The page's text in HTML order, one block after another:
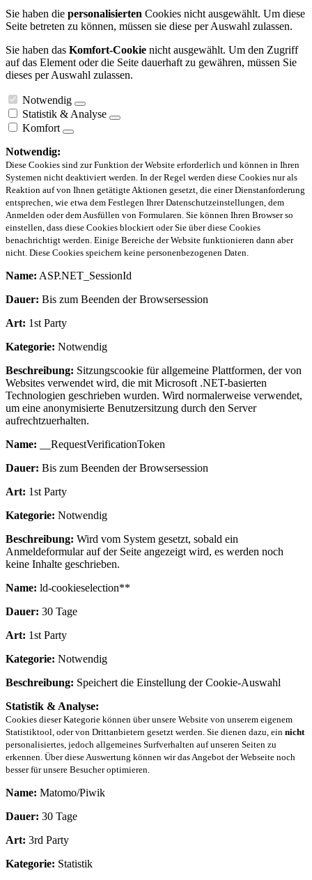
Sie haben die personalisierten Cookies nicht ausgewählt. Um diese
Seite betreten zu können, müssen sie diese per Auswahl zulassen.
Sie haben das Komfort-Cookie nicht ausgewählt. Um den Zugriff
auf das Element oder die Seite dauerhaft zu gewähren, müssen Sie
dieses per Auswahl zulassen.
Notwendig
Statistik & Analyse
Komfort
Notwendig:
Diese Cookies sind zur Funktion der Website erforderlich und können in Ihren
Systemen nicht deaktiviert werden. In der Regel werden diese Cookies nur als
Reaktion auf von Ihnen getätigte Aktionen gesetzt, die einer Dienstanforderung
entsprechen, wie etwa dem Festlegen Ihrer Datenschutzeinstellungen, dem
Anmelden oder dem Ausfüllen von Formularen. Sie können Ihren Browser so
einstellen, dass diese Cookies blockiert oder Sie über diese Cookies
benachrichtigt werden. Einige Bereiche der Website funktionieren dann aber
nicht. Diese Cookies speichern keine personenbezogenen Daten.
Name: ASP.NET_SessionId
Dauer: Bis zum Beenden der Browsersession
Art: 1st Party
Kategorie: Notwendig
Beschreibung: Sitzungscookie für allgemeine Plattformen, der von
Websites verwendet wird, die mit Microsoft .NET-basierten
Technologien geschrieben wurden. Wird normalerweise verwendet,
um eine anonymisierte Benutzersitzung durch den Server
aufrechtzuerhalten.
Name: __RequestVerificationToken
Dauer: Bis zum Beenden der Browsersession
Art: 1st Party
Kategorie: Notwendig
Beschreibung: Wird vom System gesetzt, sobald ein
Anmeldeformular auf der Seite angezeigt wird, es werden noch
keine Inhalte geschrieben.
Name: ld-cookieselection**
Dauer: 30 Tage
Art: 1st Party
Kategorie: Notwendig
Beschreibung: Speichert die Einstellung der Cookie-Auswahl
Statistik & Analyse:
Cookies dieser Kategorie können über unsere Website von unserem eigenem
Statistiktool, oder von Drittanbietern gesetzt werden. Sie dienen dazu, ein nicht
personalisiertes, jedoch allgemeines Surfverhalten auf unseren Seiten zu
erkennen. Über diese Auswertung können wir das Angebot der Webseite noch
besser für unsere Besucher optimieren.
Name: Matomo/Piwik
Dauer: 30 Tage
Art: 3rd Party
Kategorie: Statistik